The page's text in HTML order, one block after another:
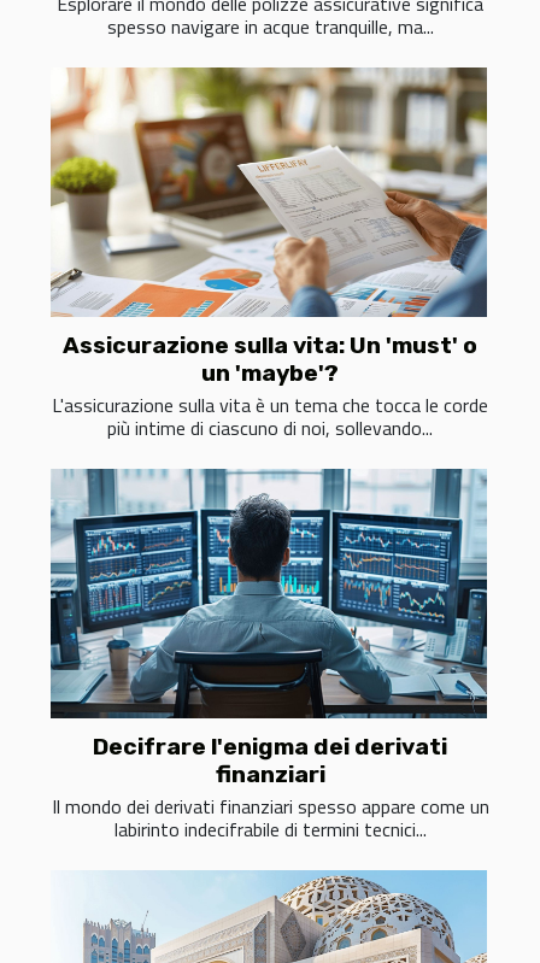
spesso navigare in acque tranquille, ma...
Assicurazione sulla vita: Un 'must' o
un 'maybe'?
L'assicurazione sulla vita è un tema che tocca le corde
più intime di ciascuno di noi, sollevando...
Decifrare l'enigma dei derivati
finanziari
Il mondo dei derivati finanziari spesso appare come un
labirinto indecifrabile di termini tecnici...